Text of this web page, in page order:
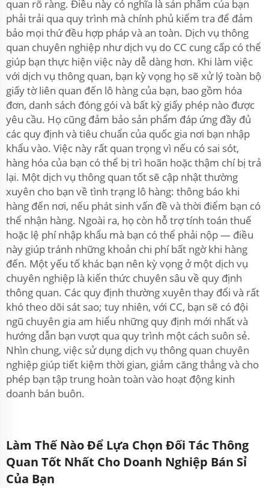
quan rõ ràng. Điều này có nghĩa là sản phẩm của bạn
phải trải qua quy trình mà chính phủ kiểm tra để đảm
bảo mọi thứ đều hợp pháp và an toàn. Dịch vụ thông
quan chuyên nghiệp như dịch vụ do CC cung cấp có thể
giúp bạn thực hiện việc này dễ dàng hơn. Khi làm việc
với dịch vụ thông quan, bạn kỳ vọng họ sẽ xử lý toàn bộ
giấy tờ liên quan đến lô hàng của bạn, bao gồm hóa
đơn, danh sách đóng gói và bất kỳ giấy phép nào được
yêu cầu. Họ cũng đảm bảo sản phẩm đáp ứng đầy đủ
các quy định và tiêu chuẩn của quốc gia nơi bạn nhập
khẩu vào. Việc này rất quan trọng vì nếu có sai sót,
hàng hóa của bạn có thể bị trì hoãn hoặc thậm chí bị trả
lại. Một dịch vụ thông quan tốt sẽ cập nhật thường
xuyên cho bạn về tình trạng lô hàng: thông báo khi
hàng đến nơi, nếu phát sinh vấn đề và thời điểm bạn có
thể nhận hàng. Ngoài ra, họ còn hỗ trợ tính toán thuế
hoặc lệ phí nhập khẩu mà bạn có thể phải nộp — điều
này giúp tránh những khoản chi phí bất ngờ khi hàng
đến. Một yếu tố khác bạn nên kỳ vọng ở một dịch vụ
chuyên nghiệp là kiến thức chuyên sâu về quy định
thông quan. Các quy định thường xuyên thay đổi và rất
khó theo dõi sát sao; tuy nhiên, với CC, bạn sẽ có đội
ngũ chuyên gia am hiểu những quy định mới nhất và
hướng dẫn bạn vượt qua quy trình một cách suôn sẻ.
Nhìn chung, việc sử dụng dịch vụ thông quan chuyên
nghiệp giúp tiết kiệm thời gian, giảm căng thẳng và cho
phép bạn tập trung hoàn toàn vào hoạt động kinh
doanh bán buôn.
Làm Thế Nào Để Lựa Chọn Đối Tác Thông
Quan Tốt Nhất Cho Doanh Nghiệp Bán Sỉ
Của Bạn